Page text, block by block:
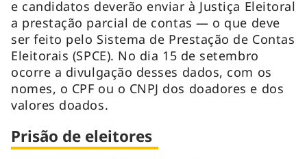
e candidatos deverão enviar à Justiça Eleitoral
a prestação parcial de contas — o que deve
ser feito pelo Sistema de Prestação de Contas
Eleitorais (SPCE). No dia 15 de setembro
ocorre a divulgação desses dados, com os
nomes, o CPF ou o CNPJ dos doadores e dos
valores doados.
Prisão de eleitores